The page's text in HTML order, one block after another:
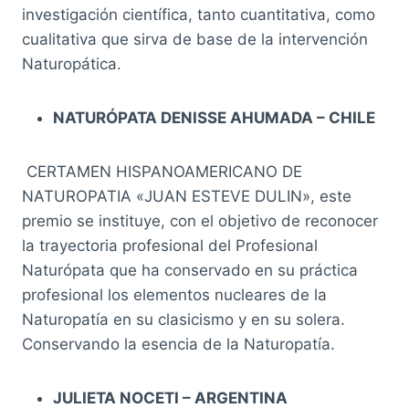
investigación científica, tanto cuantitativa, como
cualitativa que sirva de base de la intervención
Naturopática.
NATURÓPATA DENISSE AHUMADA – CHILE
CERTAMEN HISPANOAMERICANO DE
NATUROPATIA «JUAN ESTEVE DULIN», este
premio se instituye, con el objetivo de reconocer
la trayectoria profesional del Profesional
Naturópata que ha conservado en su práctica
profesional los elementos nucleares de la
Naturopatía en su clasicismo y en su solera.
Conservando la esencia de la Naturopatía.
JULIETA NOCETI – ARGENTINA